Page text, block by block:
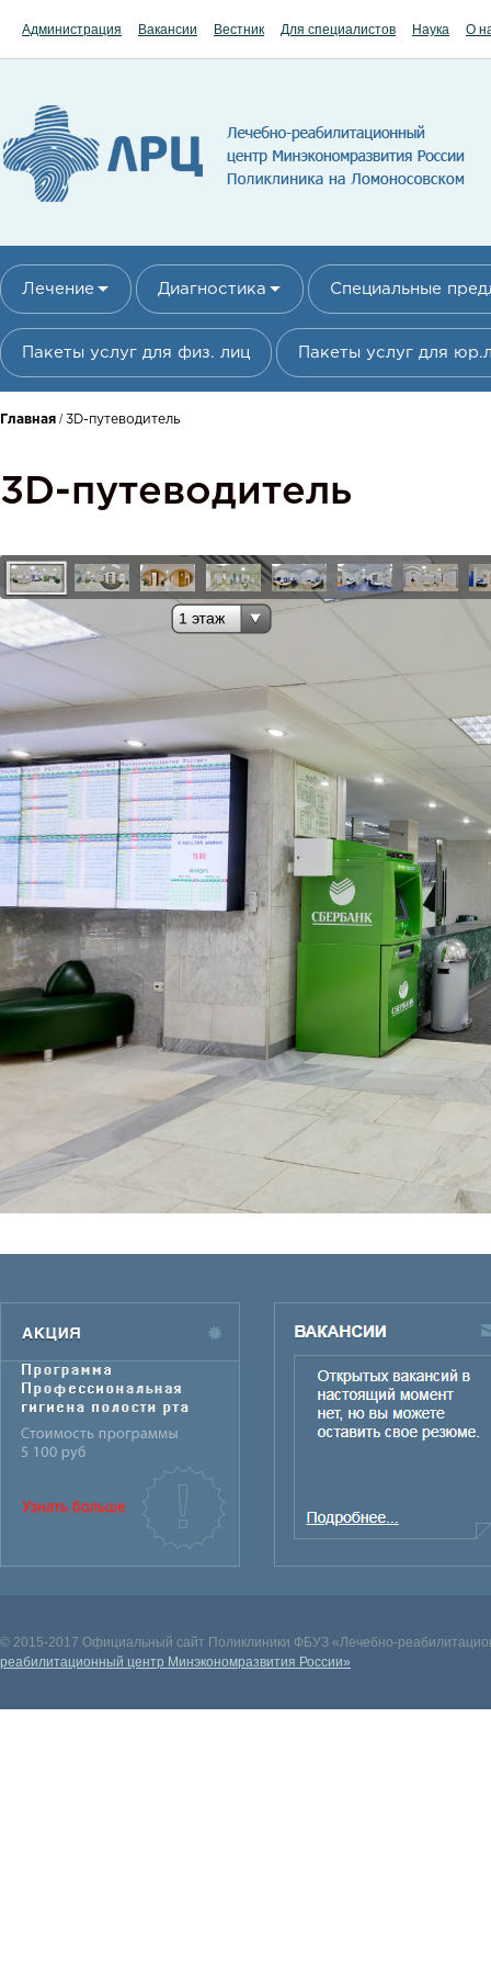
Администрация Вакансии Вестник Для специалистов Наука О
Лечение Диагностика Специальные
Пакеты услуг для физ. лиц Пакеты услуг для
Вы здесь
Главная /3D-путеводитель
3D-путеводитель
© 2015-2017 Официальный сайт Поликлиники ФБУЗ «Лечебно-
реабилитационный центр Минэкономразвития России»